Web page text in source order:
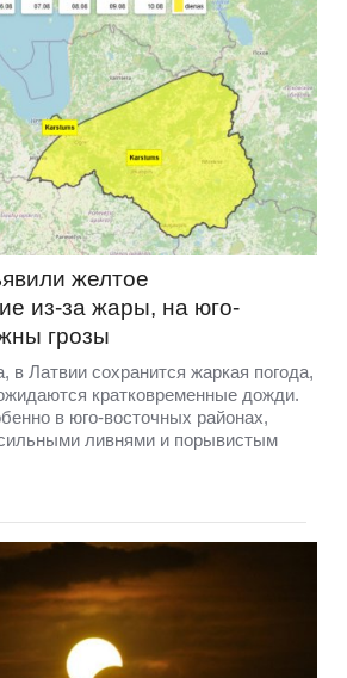
желтое
из-за жары, на юго-
грозы
в Латвии сохранится жаркая погода,
кратковременные дожди.
в юго-восточных районах,
ливнями и порывистым